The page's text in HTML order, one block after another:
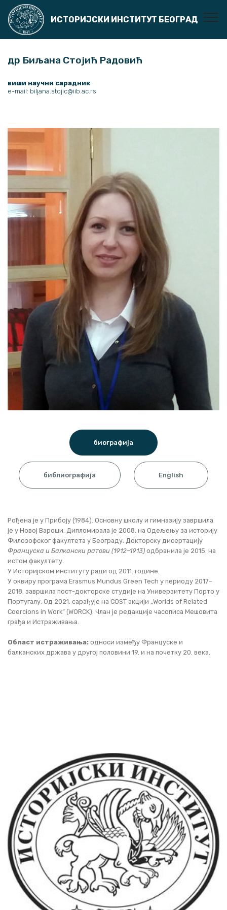
ИСТОРИЈСКИ ИНСТИТУТ БЕОГРАД
др Биљана Стојић Радовић
виши научни сарадник
e-mail: biljana.stojic@iib.ac.rs
биографија
библиографија English
Рођена је у Прибоју (1984). Основну школу и гимназију завршила
је у Новој Вароши. Дипломирала је 2008. на Одељењу за историју
Филозофског факултета у Београду. Докторску дисертацију
Француска и Балкански ратови (1912–1913) одбранила је 2015. на
истом факултету.
У Историјском институту ради од 2011. године.
У оквиру програма Erasmus Mundus Green Tech у периоду 2017–
2018. завршила пост-докторске студије на Универзитету Порто у
Португалу. Од 2021. сарађује на COST акцији „Worlds of Related
Coercions in Work” (WORCK). Члан је редакције часописа Мешовита
грађа и Истраживања.
Област истраживања: односи између Француске и
балканских држава у другој половини 19. и на почетку 20. века.